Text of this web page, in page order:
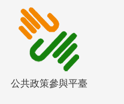
公共政策參與平臺